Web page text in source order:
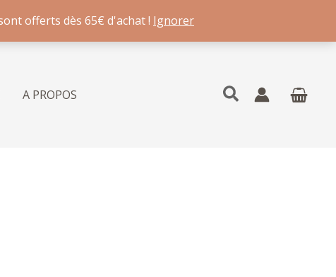
offerts dès 65€ d'achat ! Ignorer
A PROPOS Rechercher